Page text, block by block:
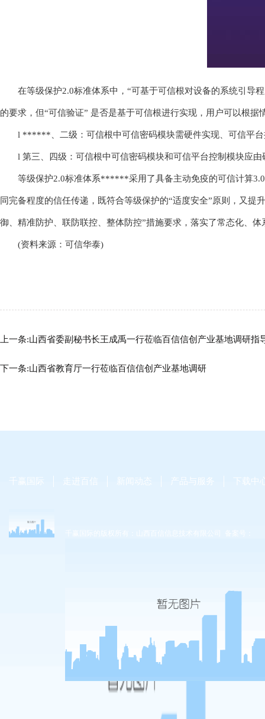
在等级保护2.0标准体系中，“可基于可信根对设备的系统引
的要求，但“可信验证” 是否是基于可信根进行实现，用户可以根
l ******、二级：可信根中可信密码模块需硬件实现、可信平
l 第三、四级：可信根中可信密码模块和可信平台控制模块应由
等级保护2.0标准体系******采用了具备主动免疫的可信计算
同完备程度的信任传递，既符合等级保护的“适度安全”原则，又
御、精准防护、联防联控、整体防控”措施要求，落实了常态化、
(资料来源：可信华泰)
上一条:山西省委副秘书长王成禹一行莅临百信信创产业基地调研指
下一条:山西省教育厅一行莅临百信信创产业基地调研
千赢国际 走进百信 新闻动态 产品与服务 下载中
千赢国际的版权所有：山西百信信息技术有限公司 备案号：